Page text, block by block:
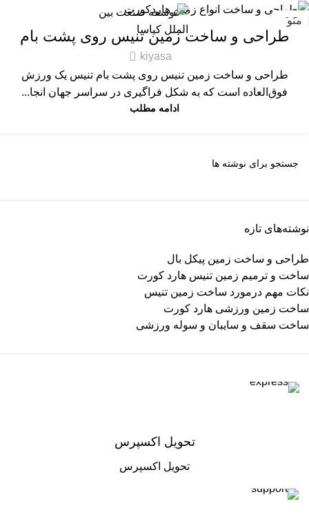
منو
13
مه
تفریحی-ورزشی
طراحی و ساخت زمین تنیس روی پشت بام
kiyasa
0
طراحی و ساخت زمین تنیس روی پشت بام تنیس یک ورزش
فوق‌العاده است که به شکل فراگیری در سراسر جهان انجا...
ادامه مطلب
نوشته‌های تازه
طراحی و ساخت زمین پیکل بال
ساخت و ترمیم زمین تنیس هارد کورت
نکات مهم درمورد ساخت زمین تنیس
ساخت زمین ورزشی هارد کورت
ساخت سقف و سایبان و سوله ورزشی
تحویل اکسپرس
تحویل اکسپرس